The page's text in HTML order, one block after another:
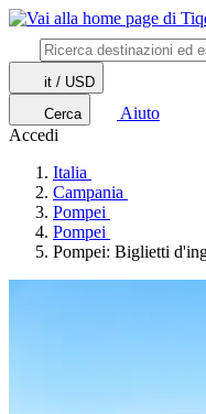
it / USD
Cerca
Aiuto
Accedi
Italia
Campania
Pompei
Pompei
Pompei: Biglietti